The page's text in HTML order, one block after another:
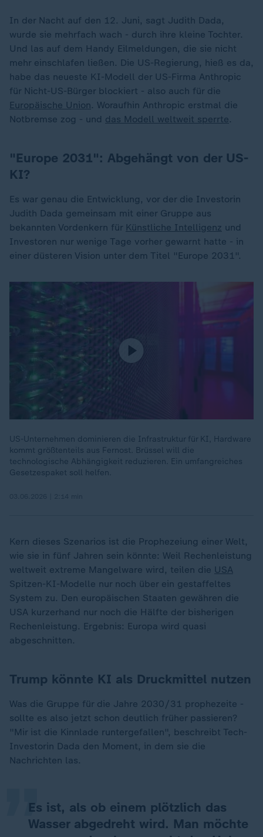
In der Nacht auf den 12. Juni, sagt Judith Dada,
wurde sie mehrfach wach - durch ihre kleine Tochter.
Und las auf dem Handy Eilmeldungen, die sie nicht
mehr einschlafen ließen. Die US-Regierung, hieß es da,
habe das neueste KI-Modell der US-Firma Anthropic
für Nicht-US-Bürger blockiert - also auch für die
Europäische Union. Woraufhin Anthropic erstmal die
Notbremse zog - und das Modell weltweit sperrte.
"Europe 2031": Abgehängt von der US-
KI?
Es war genau die Entwicklung, vor der die Investorin
Judith Dada gemeinsam mit einer Gruppe aus
bekannten Vordenkern für Künstliche Intelligenz und
Investoren nur wenige Tage vorher gewarnt hatte - in
einer düsteren Vision unter dem Titel "Europe 2031".
US-Unternehmen dominieren die Infrastruktur für KI, Hardware
kommt größtenteils aus Fernost. Brüssel will die
technologische Abhängigkeit reduzieren. Ein umfangreiches
Gesetzespaket soll helfen.
Kern dieses Szenarios ist die Prophezeiung einer Welt,
wie sie in fünf Jahren sein könnte: Weil Rechenleistung
weltweit extreme Mangelware wird, teilen die USA
Spitzen-KI-Modelle nur noch über ein gestaffeltes
System zu. Den europäischen Staaten gewähren die
USA kurzerhand nur noch die Hälfte der bisherigen
Rechenleistung. Ergebnis: Europa wird quasi
abgeschnitten.
Trump könnte KI als Druckmittel nutzen
Was die Gruppe für die Jahre 2030/31 prophezeite -
sollte es also jetzt schon deutlich früher passieren?
"Mir ist die Kinnlade runtergefallen", beschreibt Tech-
Investorin Dada den Moment, in dem sie die
Nachrichten las.
Es ist, als ob einem plötzlich das
Wasser abgedreht wird. Man möchte
„